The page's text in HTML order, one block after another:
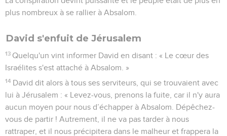
plus nombreux à se rallier à Absalom.
David s'enfuit de Jérusalem
13 Quelqu'un vint informer David en disant : « Le cœur des
Israélites s'est attaché à Absalom. »
14 David dit alors à tous ses serviteurs, qui se trouvaient avec
lui à Jérusalem : « Levez-vous, prenons la fuite, car il n'y aura
aucun moyen pour nous d’échapper à Absalom. Dépêchez-
vous de partir ! Autrement, il ne va pas tarder à nous
rattraper, et il nous précipitera dans le malheur et frappera la